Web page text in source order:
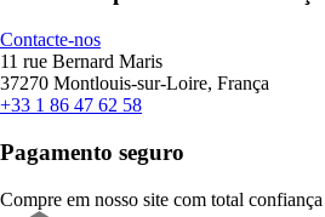
Contacte-nos
11 rue Bernard Maris
37270 Montlouis-sur-Loire, França
+33 1 86 47 62 58
Pagamento seguro
Compre em nosso site com total confiança